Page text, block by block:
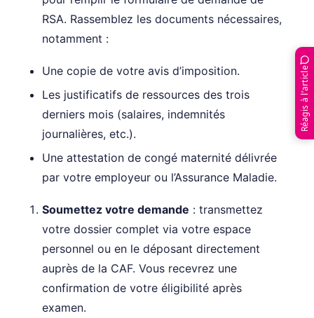
RSA. Rassemblez les documents nécessaires,
notamment :
Une copie de votre avis d’imposition.
Les justificatifs de ressources des trois
derniers mois (salaires, indemnités
journalières, etc.).
Une attestation de congé maternité délivrée
par votre employeur ou l’Assurance Maladie.
Soumettez votre demande : transmettez
votre dossier complet via votre espace
personnel ou en le déposant directement
auprès de la CAF. Vous recevrez une
confirmation de votre éligibilité après
examen.
Réagis à l’article